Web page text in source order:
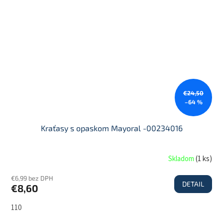
€24,50
–64 %
Kraťasy s opaskom Mayoral -00234016
Skladom(1 ks)
€6,99 bez DPH
€8,60 DETAIL
110